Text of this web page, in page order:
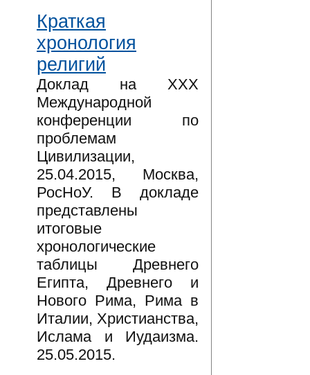
Краткая
хронология
религий
Доклад на XXX
Международной
конференции по
проблемам
Цивилизации,
25.04.2015, Москва,
РосНоУ. В докладе
представлены
итоговые
хронологические
таблицы Древнего
Египта, Древнего и
Нового Рима, Рима в
Италии, Христианства,
Ислама и Иудаизма.
25.05.2015.